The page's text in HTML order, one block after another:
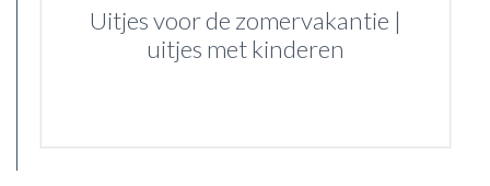
Uitjes voor de zomervakantie |
uitjes met kinderen